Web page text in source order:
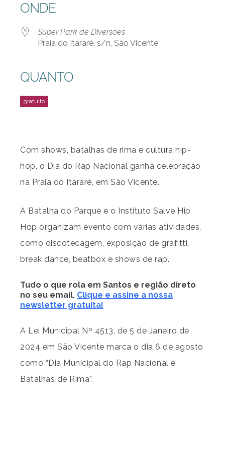
ONDE
Super Park de Diversões
Praia do Itararé, s/n, São Vicente
QUANTO
Com shows, batalhas de rima e cultura hip-
hop, o Dia do Rap Nacional ganha celebração
na Praia do Itararé, em São Vicente.
A Batalha do Parque e o Instituto Salve Hip
Hop organizam evento com várias atividades,
como discotecagem, exposição de grafitti,
break dance, beatbox e shows de rap.
Tudo o que rola em Santos e região direto
no seu email. Clique e assine a nossa
newsletter gratuita!
A Lei Municipal Nº 4513, de 5 de Janeiro de
2024 em São Vicente marca o dia 6 de agosto
como “Dia Municipal do Rap Nacional e
Batalhas de Rima”.